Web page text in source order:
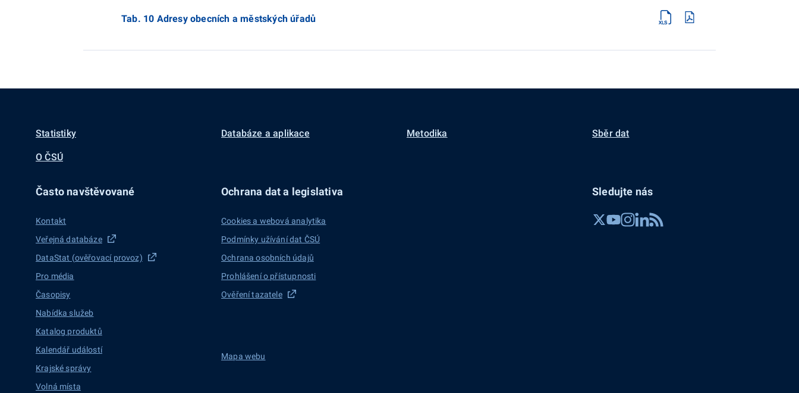
Tab. 10 Adresy obecních a městských úřadů
Statistiky Databáze a aplikace Metodika Sběr dat
O ČSÚ
Často navštěvované
Kontakt
Veřejná databáze
DataStat (ověřovací provoz)
Pro média
Časopisy
Nabídka služeb
Katalog produktů
Kalendář událostí
Krajské správy
Volná místa
Ochrana dat a legislativa
Cookies a webová analytika
Podmínky užívání dat ČSÚ
Ochrana osobních údajů
Prohlášení o přístupnosti
Ověření tazatele
Mapa webu
Sledujte nás